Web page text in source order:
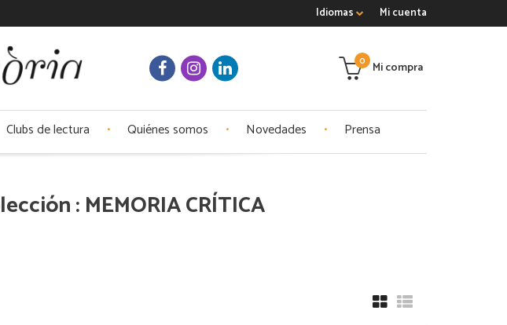
Mi cuenta
Idiomas
Mi compra
0
Clubs de lectura Quiénes somos Novedades Prensa
: MEMORIA CRÍTICA